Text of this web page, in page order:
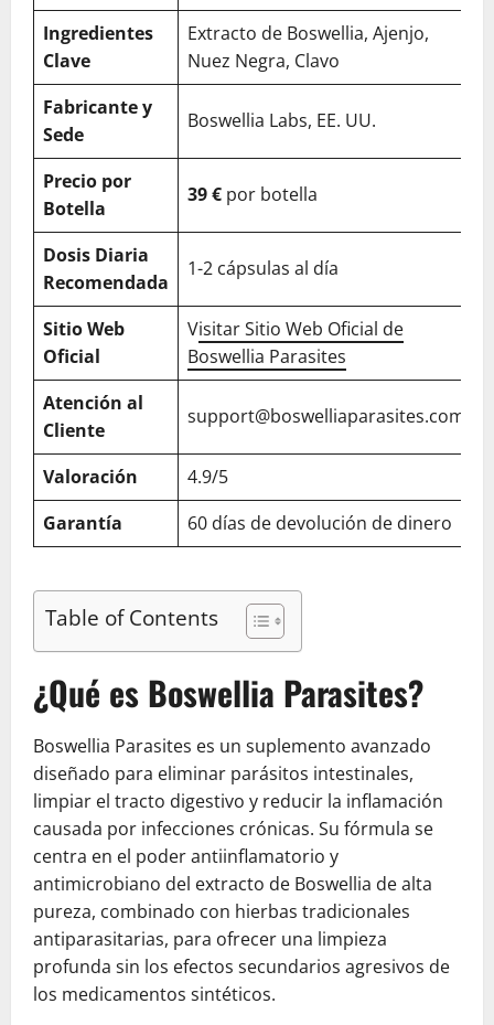
Ingredientes
Clave
Extracto de Boswellia, Ajenjo,
Nuez Negra, Clavo
Fabricante y
Sede
Boswellia Labs, EE. UU.
Precio por
Botella
39 € por botella
Dosis Diaria
Recomendada
1-2 cápsulas al día
Sitio Web
Oficial
Visitar Sitio Web Oficial de
Boswellia Parasites
Atención al
Cliente
support@boswelliaparasites.com
Valoración
4.9/5
Garantía
60 días de devolución de dinero
Table of Contents
¿Qué es Boswellia Parasites?
Boswellia Parasites es un suplemento avanzado
diseñado para eliminar parásitos intestinales,
limpiar el tracto digestivo y reducir la inflamación
causada por infecciones crónicas. Su fórmula se
centra en el poder antiinflamatorio y
antimicrobiano del extracto de Boswellia de alta
pureza, combinado con hierbas tradicionales
antiparasitarias, para ofrecer una limpieza
profunda sin los efectos secundarios agresivos de
los medicamentos sintéticos.